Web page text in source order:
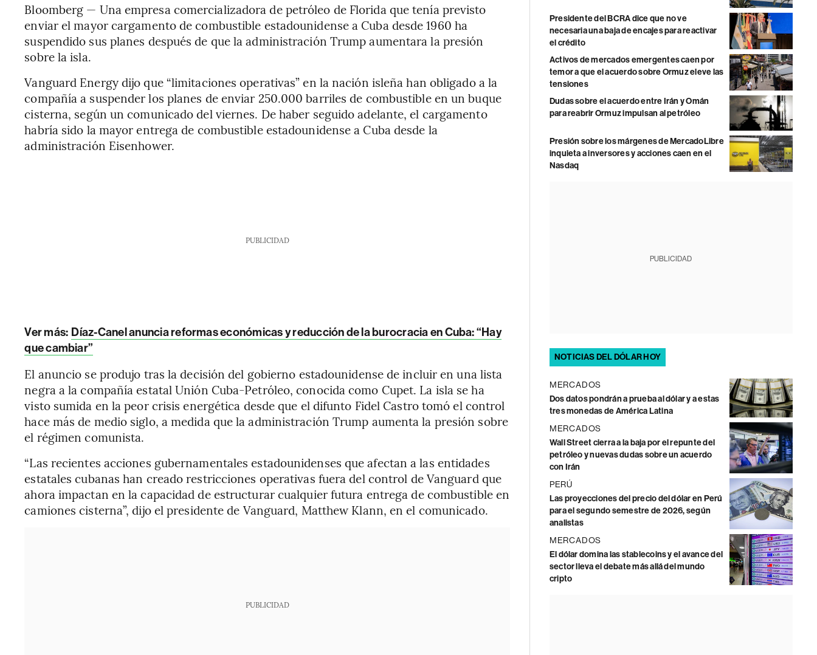
Bloomberg — Una empresa comercializadora de petróleo de Florida que tenía previsto
enviar el mayor cargamento de combustible estadounidense a Cuba desde 1960 ha
suspendido sus planes después de que la administración Trump aumentara la presión
sobre la isla.
Vanguard Energy dijo que “limitaciones operativas” en la nación isleña han obligado a la
compañía a suspender los planes de enviar 250.000 barriles de combustible en un buque
cisterna, según un comunicado del viernes. De haber seguido adelante, el cargamento
habría sido la mayor entrega de combustible estadounidense a Cuba desde la
administración Eisenhower.
PUBLICIDAD
Ver más: Díaz-Canel anuncia reformas económicas y reducción de la burocracia en Cuba: “Hay
que cambiar”
El anuncio se produjo tras la decisión del gobierno estadounidense de incluir en una lista
negra a la compañía estatal Unión Cuba-Petróleo, conocida como Cupet. La isla se ha
visto sumida en la peor crisis energética desde que el difunto Fidel Castro tomó el control
hace más de medio siglo, a medida que la administración Trump aumenta la presión sobre
el régimen comunista.
“Las recientes acciones gubernamentales estadounidenses que afectan a las entidades
estatales cubanas han creado restricciones operativas fuera del control de Vanguard que
ahora impactan en la capacidad de estructurar cualquier futura entrega de combustible en
camiones cisterna”, dijo el presidente de Vanguard, Matthew Klann, en el comunicado.
PUBLICIDAD
Presidente del BCRA dice que no ve
necesaria una baja de encajes para reactivar
el crédito
Activos de mercados emergentes caen por
temor a que el acuerdo sobre Ormuz eleve las
tensiones
Dudas sobre el acuerdo entre Irán y Omán
para reabrir Ormuz impulsan al petróleo
Presión sobre los márgenes de MercadoLibre
inquieta a inversores y acciones caen en el
Nasdaq
PUBLICIDAD
NOTICIAS DEL DÓLAR HOY
MERCADOS
Dos datos pondrán a prueba al dólar y a estas
tres monedas de América Latina
MERCADOS
Wall Street cierra a la baja por el repunte del
petróleo y nuevas dudas sobre un acuerdo
con Irán
PERÚ
Las proyecciones del precio del dólar en Perú
para el segundo semestre de 2026, según
analistas
MERCADOS
El dólar domina las stablecoins y el avance del
sector lleva el debate más allá del mundo
cripto